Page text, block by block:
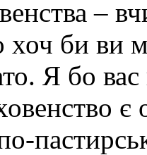
–
хоч би ви
Я бо
є